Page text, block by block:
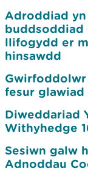
Adroddiad
buddsoddiad
llifogydd er
hinsawdd
Gwirfoddolwr
fesur glawiad
Diweddariad
Withyhedge
Sesiwn galw
Adnoddau